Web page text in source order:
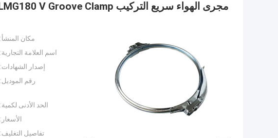
مجرى الهواء سريع التركيب LMG180 V Groove Clamp
مكان المنشأ:
اسم العلامة التجارية:
إصدار الشهادات:
رقم الموديل:
الحد الأدنى لكمية:
الأسعار:
تفاصيل التغليف: